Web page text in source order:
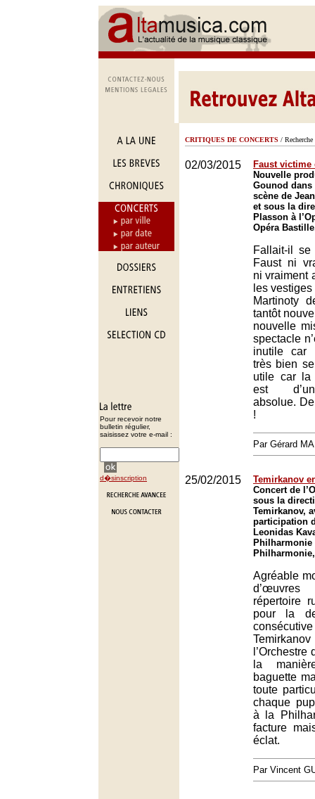
Pour recevoir notre
bulletin régulier,
saisissez votre e-mail :
d�sinscription
CRITIQUES DE CONCERTS / Recherche
02/03/2015
Faust
Nouvelle
Gounod dans
scène de
et sous la
Plasson à
Opéra
Fallait-il
Faust ni
ni vraiment
les
Martinoty
tantôt
nouvelle
spectacle
inutile car
très bien
utile car la
est
absolue.
!
Par Gérard
25/02/2015
Temirkanov
Concert de
sous la
Temirkanov,
participation
Leonidas
Philharmonie
Agréable
répertoire
pour la
la
baguette
toute
chaque
à la
facture
éclat.
Par Vincent